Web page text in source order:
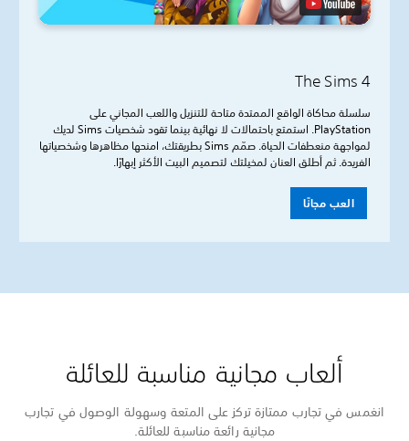
The Sims 4
سلسلة محاكاة الواقع الممتدة متاحة للتنزيل واللعب المجاني على
PlayStation. استمتع باحتمالات لا نهائية بينما تقود شخصيات Sims لديك
لمواجهة منعطفات الحياة. صمّم Sims بطريقتك، امنحها مظاهرها وشخصياتها
الفريدة. ثم أطلق العنان لمخيلتك لتصميم البيت الأكثر إبهارًا.
العب مجانًا
ألعاب مجانية مناسبة للعائلة
انغمس في تجارب ممتازة تركز على المتعة وسهولة الوصول في تجارب
مجانية رائعة مناسبة للعائلة.